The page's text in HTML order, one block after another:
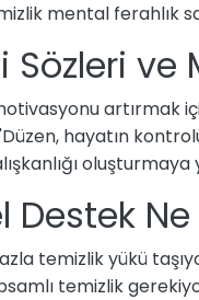
mental ferahlık
Sözleri
artırmak
hayatın
oluşturmaya
Destek
temizlik yükü
temizlik